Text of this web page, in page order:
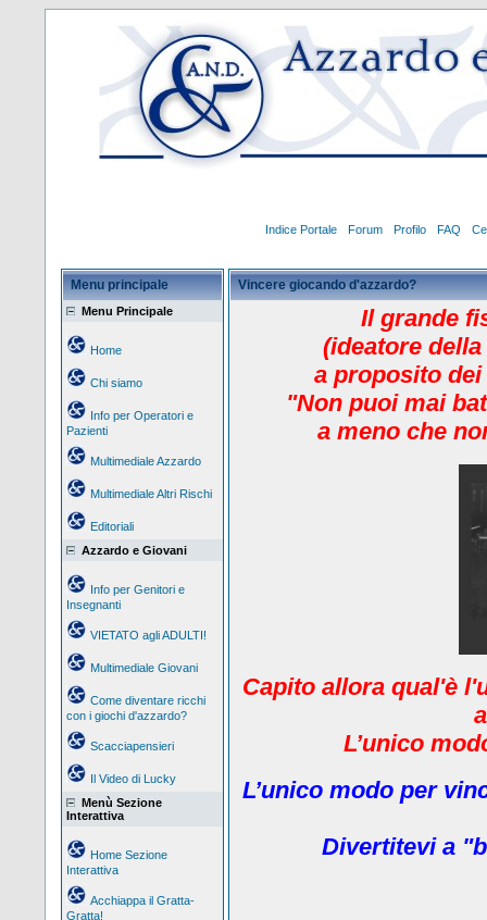
Indice Portale Forum Profilo FAQ
Menu principale
Menu Principale
Home
Chi siamo
Info per Operatori e
Pazienti
Multimediale Azzardo
Multimediale Altri Rischi
Editoriali
Azzardo e Giovani
Info per Genitori e
Insegnanti
VIETATO agli ADULTI!
Multimediale Giovani
Come diventare ricchi
con i giochi d'azzardo?
Scacciapensieri
Il Video di Lucky
Menù Sezione
Interattiva
Home Sezione
Interattiva
Acchiappa il Gratta-
Gratta!
Vincere giocando d'azzardo?
Il grande
(ideatore
a proposito
"Non puoi mai
a meno che
Capito allora qual'è
L’unico
L’unico modo per
Divertitevi a